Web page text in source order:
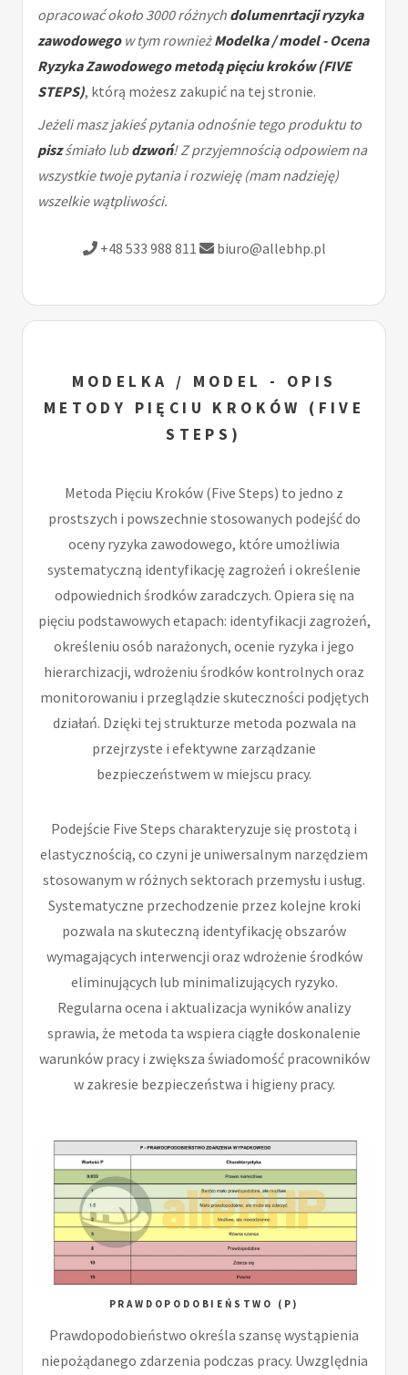
opracować około 3000 różnych dolumenrtacji ryzyka
zawodowegow tym rownieżModelka / model - Ocena
Ryzyka Zawodowego metodą pięciu kroków (FIVE
STEPS), którą możesz zakupić na tej stronie.
Jeżeli masz jakieś pytania odnośnie tego produktu to
piszśmiało lubdzwoń! Z przyjemnością odpowiem na
wszystkie twoje pytania i rozwieję (mam nadzieję)
wszelkie wątpliwości.
+48 533 988 811 biuro@allebhp.pl
MODELKA / MODEL - OPIS
METODY PIĘCIU KROKÓW (FIVE
STEPS)
Metoda Pięciu Kroków (Five Steps) to jedno z
prostszych i powszechnie stosowanych podejść do
oceny ryzyka zawodowego, które umożliwia
systematyczną identyfikację zagrożeń i określenie
odpowiednich środków zaradczych. Opiera się na
pięciu podstawowych etapach: identyfikacji zagrożeń,
określeniu osób narażonych, ocenie ryzyka i jego
hierarchizacji, wdrożeniu środków kontrolnych oraz
monitorowaniu i przeglądzie skuteczności podjętych
działań. Dzięki tej strukturze metoda pozwala na
przejrzyste i efektywne zarządzanie
bezpieczeństwem w miejscu pracy.
Podejście Five Steps charakteryzuje się prostotą i
elastycznością, co czyni je uniwersalnym narzędziem
stosowanym w różnych sektorach przemysłu i usług.
Systematyczne przechodzenie przez kolejne kroki
pozwala na skuteczną identyfikację obszarów
wymagających interwencji oraz wdrożenie środków
eliminujących lub minimalizujących ryzyko.
Regularna ocena i aktualizacja wyników analizy
sprawia, że metoda ta wspiera ciągłe doskonalenie
warunków pracy i zwiększa świadomość pracowników
w zakresie bezpieczeństwa i higieny pracy.
PRAWDOPODOBIEŃSTWO (P)
Prawdopodobieństwo określa szansę wystąpienia
niepożądanego zdarzenia podczas pracy. Uwzględnia